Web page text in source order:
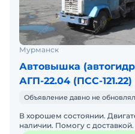
Мурманск
Автовышка
АГП-22.04 (ПСС-121.22)
Объявление давно не
В хорошем состоянии.
наличии. Помогу с доставкой.